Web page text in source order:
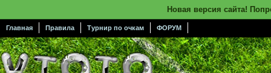
Новая версия сайта!
Главная Правила Турнир по очкам ФОРУМ